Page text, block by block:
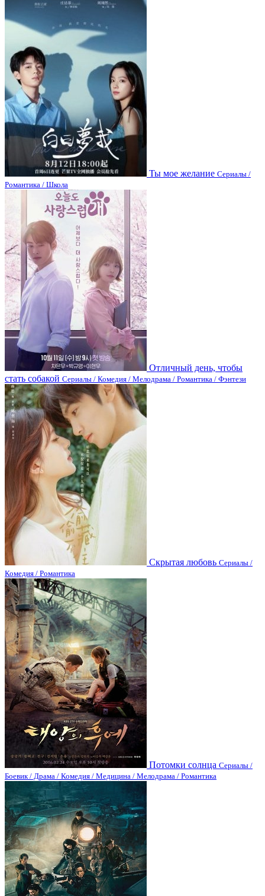
Ты мое желание Сериалы /
Романтика / Школа
Отличный день, чтобы
стать собакой Сериалы / Комедия / Мелодрама / Романтика / Фэнтези
Скрытая любовь Сериалы /
Комедия / Романтика
Потомки солнца Сериалы /
Боевик / Драма / Комедия / Медицина / Мелодрама / Романтика